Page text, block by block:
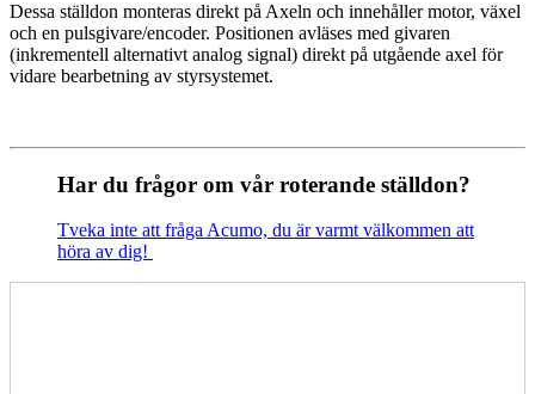
Dessa ställdon monteras direkt på Axeln och innehåller motor, växel
och en pulsgivare/encoder. Positionen avläses med givaren
(inkrementell alternativt analog signal) direkt på utgående axel för
vidare bearbetning av styrsystemet.
Har du frågor om vår roterande ställdon?
Tveka inte att fråga Acumo, du är varmt välkommen att
höra av dig!